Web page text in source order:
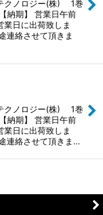
クノロジー(株) 1巻
期】 営業日午前
日に出荷致しま
連絡させて頂きま
クノロジー(株) 1巻
期】 営業日午前
日に出荷致しま
連絡させて頂きま…